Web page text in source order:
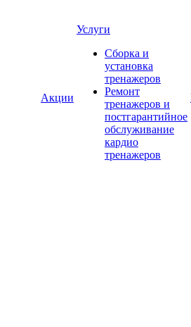
Акции
Услуги
Сборка и
установка
тренажеров
Ремонт
тренажеров и
постгарантийное
обслуживание
кардио
тренажеров